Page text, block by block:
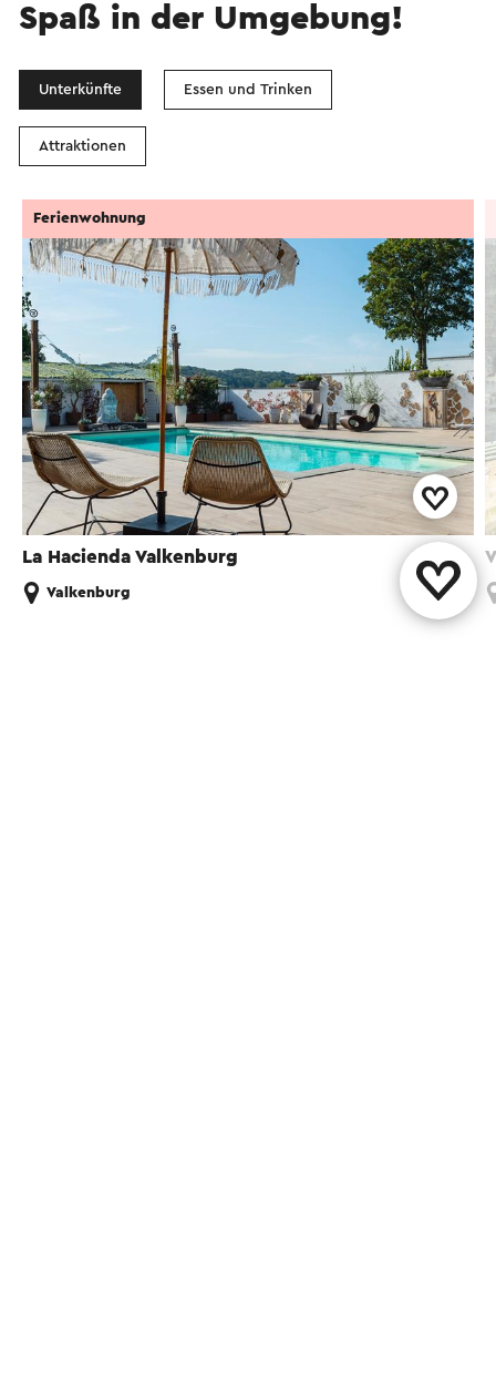
Spaß in der Umgebung!
Unterkünfte Essen und Trinken
Attraktionen
La Hacienda Valkenburg
Ferienwohnung
Valkenburg